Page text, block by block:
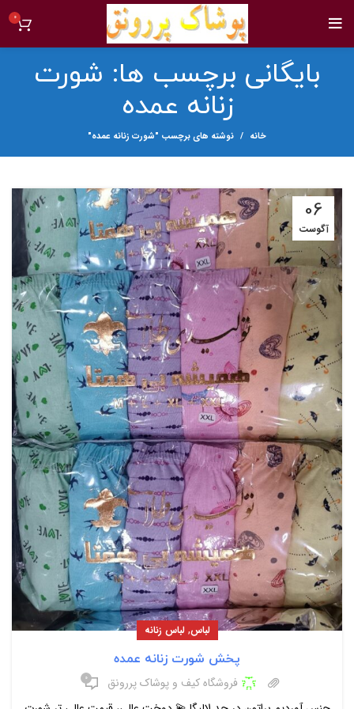
0
بایگانی برچسب ها: شورت
زنانه عمده
خانه نوشته های برچسب "شورت زنانه عمده"
06
آگوست
لباس, لباس زنانه
پخش شورت زنانه عمده
فروشگاه کیف و پوشاک پررونق ۰